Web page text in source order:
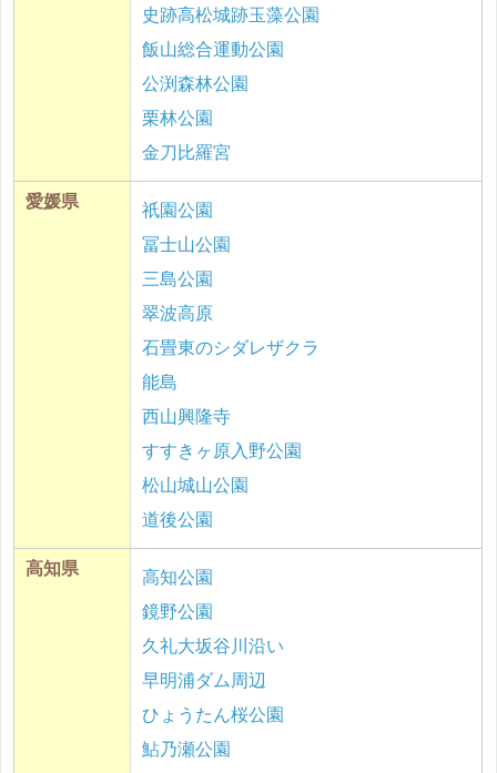
史跡高松城跡玉藻公園
飯山総合運動公園
公渕森林公園
栗林公園
金刀比羅宮
愛媛県
祇園公園
冨士山公園
三島公園
翠波高原
石畳東のシダレザクラ
能島
西山興隆寺
すすきヶ原入野公園
松山城山公園
道後公園
高知県
高知公園
鏡野公園
久礼大坂谷川沿い
早明浦ダム周辺
ひょうたん桜公園
鮎乃瀬公園